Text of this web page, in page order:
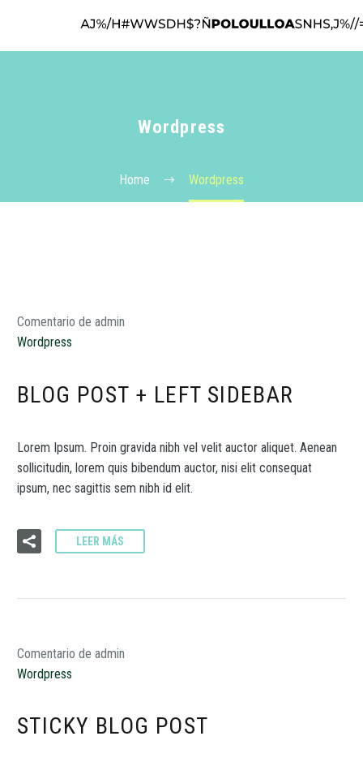
Wordpress
Home Wordpress
Comentario de admin
Wordpress
BLOG POST + LEFT SIDEBAR
Lorem Ipsum. Proin gravida nibh vel velit auctor aliquet. Aenean
sollicitudin, lorem quis bibendum auctor, nisi elit consequat
ipsum, nec sagittis sem nibh id elit.
LEER MÁS
Comentario de admin
Wordpress
STICKY BLOG POST